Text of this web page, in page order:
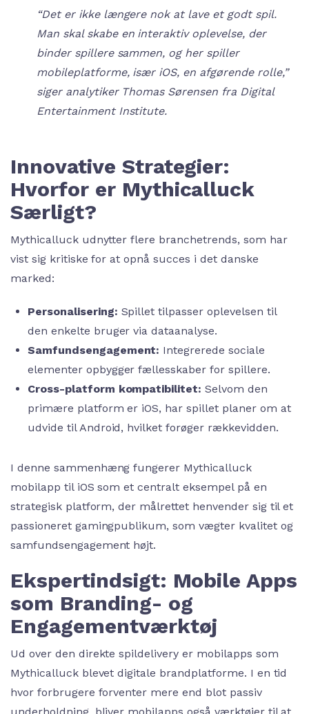
“Det er ikke længere nok at lave et godt spil.
Man skal skabe en interaktiv oplevelse, der
binder spillere sammen, og her spiller
mobileplatforme, især iOS, en afgørende rolle,”
siger analytiker Thomas Sørensen fra Digital
Entertainment Institute.
Innovative Strategier:
Hvorfor er Mythicalluck
Særligt?
Mythicalluck udnytter flere branchetrends, som har
vist sig kritiske for at opnå succes i det danske
marked:
Personalisering: Spillet tilpasser oplevelsen til
den enkelte bruger via dataanalyse.
Samfundsengagement: Integrerede sociale
elementer opbygger fællesskaber for spillere.
Cross-platform kompatibilitet: Selvom den
primære platform er iOS, har spillet planer om at
udvide til Android, hvilket forøger rækkevidden.
I denne sammenhæng fungerer Mythicalluck
mobilapp til iOS som et centralt eksempel på en
strategisk platform, der målrettet henvender sig til et
passioneret gamingpublikum, som vægter kvalitet og
samfundsengagement højt.
Ekspertindsigt: Mobile Apps
som Branding- og
Engagementværktøj
Ud over den direkte spildelivery er mobilapps som
Mythicalluck blevet digitale brandplatforme. I en tid
hvor forbrugere forventer mere end blot passiv